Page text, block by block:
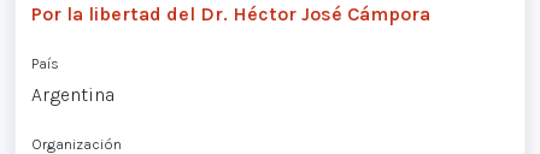
Por la libertad del Dr. Héctor José Cámpora
País
Argentina
Organización